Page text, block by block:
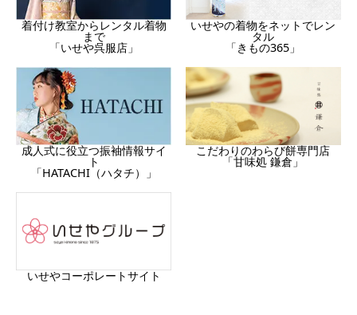
着付け教室からレンタル着物
まで
「いせや呉服店」
いせやの着物をネットでレン
タル
「きもの365」
成人式に役立つ振袖情報サイ
ト
「HATACHI（ハタチ）」
こだわりのわらび餅専門店
「甘味処 鎌倉」
いせやコーポレートサイト